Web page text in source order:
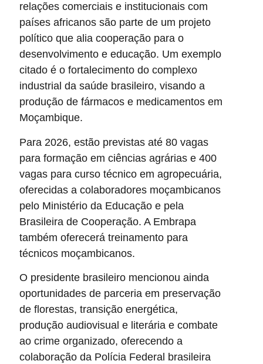
relações comerciais e institucionais com
países africanos são parte de um projeto
político que alia cooperação para o
desenvolvimento e educação. Um exemplo
citado é o fortalecimento do complexo
industrial da saúde brasileiro, visando a
produção de fármacos e medicamentos em
Moçambique.
Para 2026, estão previstas até 80 vagas
para formação em ciências agrárias e 400
vagas para curso técnico em agropecuária,
oferecidas a colaboradores moçambicanos
pelo Ministério da Educação e pela
Brasileira de Cooperação. A Embrapa
também oferecerá treinamento para
técnicos moçambicanos.
O presidente brasileiro mencionou ainda
oportunidades de parceria em preservação
de florestas, transição energética,
produção audiovisual e literária e combate
ao crime organizado, oferecendo a
colaboração da Polícia Federal brasileira